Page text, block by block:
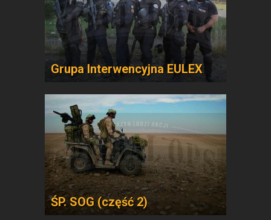
Grupa Interwencyjna EULEX
ŚP. SOG (część 2)